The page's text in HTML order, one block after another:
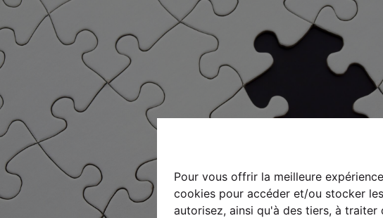
Pour vous offrir la meilleure
cookies pour accéder et/ou stocker
autorisez, ainsi qu'à des tiers, à